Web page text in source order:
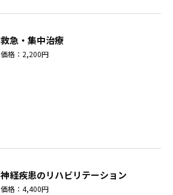
救急・集中治療
価格：2,200円
神経疾患のリハビリテーション
価格：4,400円